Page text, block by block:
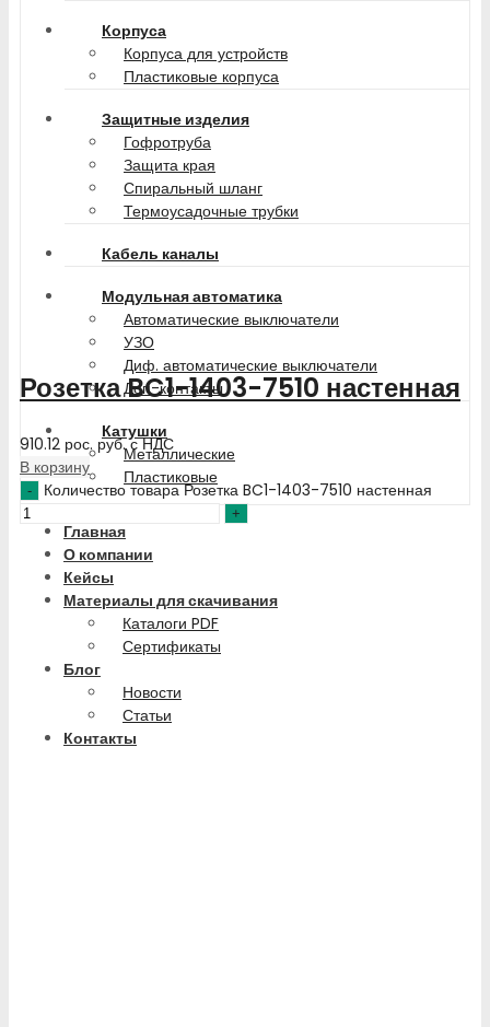
Корпуса
Корпуса для устройств
Пластиковые корпуса
Защитные изделия
Гофротруба
Защита края
Спиральный шланг
Термоусадочные трубки
Кабель каналы
Модульная автоматика
Автоматические выключатели
УЗО
Диф. автоматические выключатели
Доп-контакты
Катушки
Металлические
Пластиковые
Главная
О компании
Кейсы
Материалы для скачивания
Каталоги PDF
Сертификаты
Блог
Новости
Статьи
Контакты
Розетка BC1-1403-7510 настенная
910.12 рос. руб.с НДС
В корзину
Количество товара Розетка BC1-1403-7510 настенная